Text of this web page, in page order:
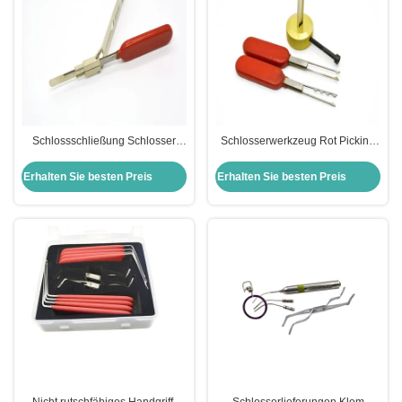
Schlossschließung Schlosser
Neue Rega Schlossschließung
Für Buick Schlösser
Erhalten Sie besten Preis
Schlosserwerkzeug Rot Picking
den dritten VW
Erhalten Sie besten Preis